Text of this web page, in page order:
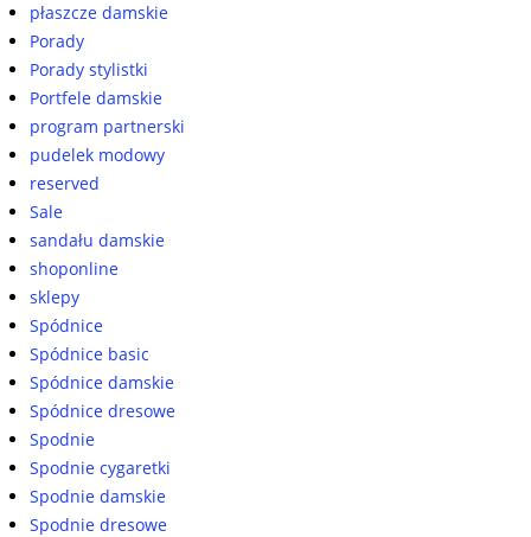
płaszcze damskie
Porady
Porady stylistki
Portfele damskie
program partnerski
pudelek modowy
reserved
Sale
sandału damskie
shoponline
sklepy
Spódnice
Spódnice basic
Spódnice damskie
Spódnice dresowe
Spodnie
Spodnie cygaretki
Spodnie damskie
Spodnie dresowe